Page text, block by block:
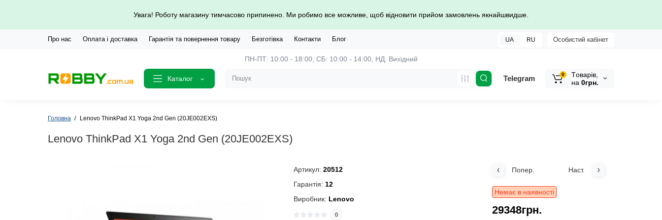
Увага! Роботу магазину тимчасово припинено. Ми робимо все можливе, щоб відновити прийом замовлень якнайшвидше.
Про нас Оплата і доставка Гарантія та повернення товару Безготівка Контакти Блог Особистий кабінет
UA RU
Каталог
ПН-ПТ: 10:00 - 18:00, СБ: 10:00 - 14:00, НД: Вихідний
Telegram 0
Tоварів,
на 0грн.
Головна Lenovo ThinkPad X1 Yoga 2nd Gen (20JE002EXS)
Lenovo ThinkPad X1 Yoga 2nd Gen (20JE002EXS)
Артикул: 20512
Гарантія: 12
Виробник: Lenovo
0
Попер. Наст.
Немає в наявності
29348грн.